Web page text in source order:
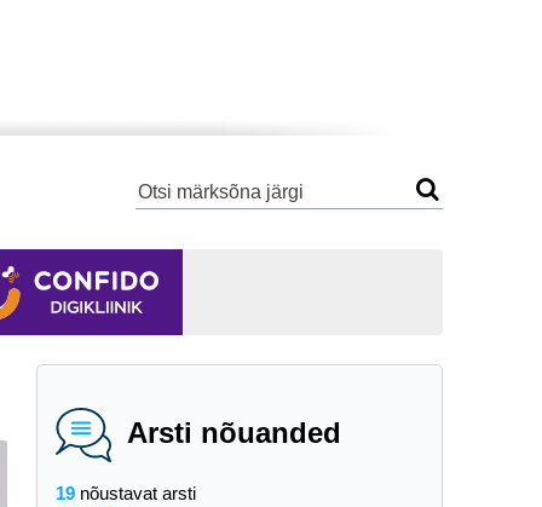
Arsti nõuanded
19 nõustavat arsti